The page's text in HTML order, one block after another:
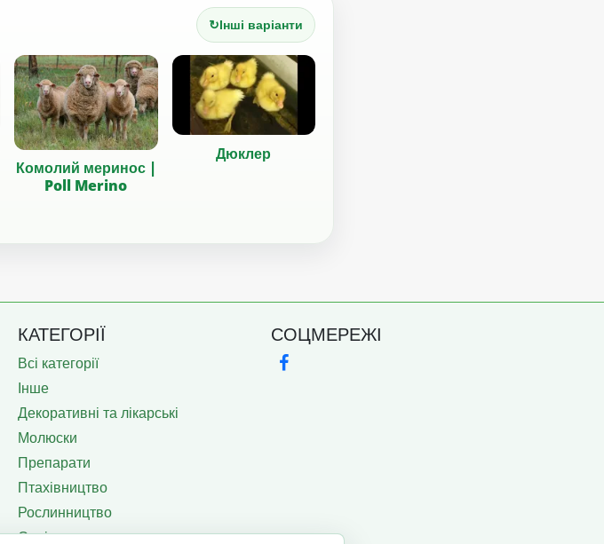
↻Інші варіанти
Комолий меринос |
Poll Merino
Дюклер
КАТЕГОРІЇ
Всі категорії
Інше
Декоративні та лікарські
Молюски
Препарати
Птахівництво
Рослинництво
Садівництво
СОЦМЕРЕЖІ